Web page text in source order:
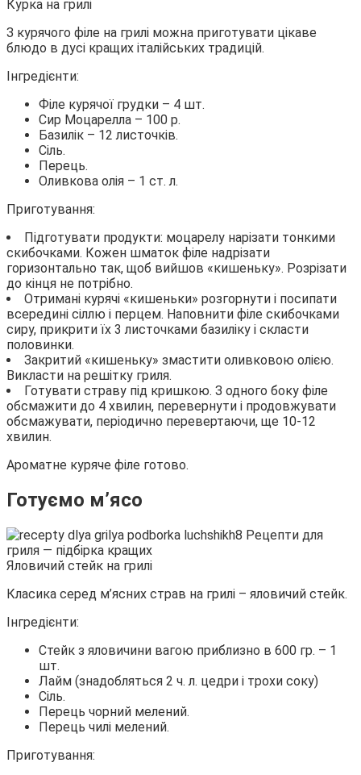
Курка на грилі
З курячого філе на грилі можна приготувати цікаве
блюдо в дусі кращих італійських традицій.
Інгредієнти:
Філе курячої грудки – 4 шт.
Сир Моцарелла – 100 р.
Базилік – 12 листочків.
Сіль.
Перець.
Оливкова олія – 1 ст. л.
Приготування:
Підготувати продукти: моцарелу нарізати тонкими
скибочками. Кожен шматок філе надрізати
горизонтально так, щоб вийшов «кишеньку». Розрізати
до кінця не потрібно.
Отримані курячі «кишеньки» розгорнути і посипати
всередині сіллю і перцем. Наповнити філе скибочками
сиру, прикрити їх 3 листочками базиліку і скласти
половинки.
Закритий «кишеньку» змастити оливковою олією.
Викласти на решітку гриля.
Готувати страву під кришкою. З одного боку філе
обсмажити до 4 хвилин, перевернути і продовжувати
обсмажувати, періодично перевертаючи, ще 10-12
хвилин.
Ароматне куряче філе готово.
Готуємо м’ясо
Яловичий стейк на грилі
Класика серед м’ясних страв на грилі – яловичий стейк.
Інгредієнти:
Стейк з яловичини вагою приблизно в 600 гр. – 1
шт.
Лайм (знадобляться 2 ч. л. цедри і трохи соку)
Сіль.
Перець чорний мелений.
Перець чилі мелений.
Приготування: